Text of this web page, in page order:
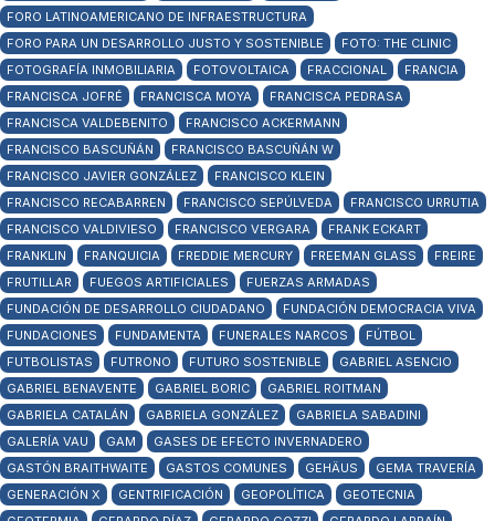
FORO LATINOAMERICANO DE INFRAESTRUCTURA
FORO PARA UN DESARROLLO JUSTO Y SOSTENIBLE
FOTO: THE CLINIC
FOTOGRAFÍA INMOBILIARIA
FOTOVOLTAICA FRACCIONAL
FRANCIA
FRANCISCA JOFRÉ
FRANCISCA MOYA
FRANCISCA PEDRASA
FRANCISCA VALDEBENITO
FRANCISCO ACKERMANN
FRANCISCO BASCUÑÁN
FRANCISCO BASCUÑÁN W
FRANCISCO JAVIER GONZÁLEZ
FRANCISCO KLEIN
FRANCISCO RECABARREN
FRANCISCO SEPÚLVEDA
FRANCISCO URRUTIA
FRANCISCO VALDIVIESO
FRANCISCO VERGARA
FRANK ECKART
FRANKLIN
FRANQUICIA FREDDIE MERCURY FREEMAN GLASS
FREIRE
FRUTILLAR
FUEGOS ARTIFICIALES
FUERZAS ARMADAS
FUNDACIÓN DE DESARROLLO CIUDADANO
FUNDACIÓN DEMOCRACIA VIVA
FUNDACIONES
FUNDAMENTA FUNERALES NARCOS
FÚTBOL
FUTBOLISTAS
FUTRONO FUTURO SOSTENIBLE
GABRIEL ASENCIO
GABRIEL BENAVENTE
GABRIEL BORIC
GABRIEL ROITMAN
GABRIELA CATALÁN
GABRIELA GONZÁLEZ
GABRIELA SABADINI
GALERÍA VAU
GAM
GASES DE EFECTO INVERNADERO
GASTÓN BRAITHWAITE
GASTOS COMUNES GEHÄUS
GEMA TRAVERÍA
GENERACIÓN X
GENTRIFICACIÓN GEOPOLÍTICA
GEOTECNIA